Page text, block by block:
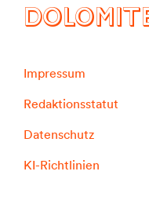
Impressum
Redaktionsstatut
Datenschutz
KI-Richtlinien